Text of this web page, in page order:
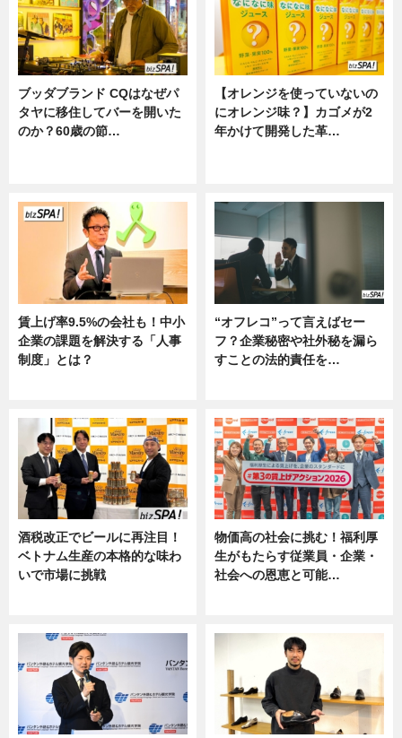
ブッダブランド CQはなぜパ
タヤに移住してバーを開いた
のか？60歳の節…
【オレンジを使っていないの
にオレンジ味？】カゴメが2
年かけて開発した革…
賃上げ率9.5%の会社も！中小
企業の課題を解決する「人事
制度」とは？
“オフレコ”って言えばセー
フ？企業秘密や社外秘を漏ら
すことの法的責任を…
酒税改正でビールに再注目！
ベトナム生産の本格的な味わ
いで市場に挑戦
物価高の社会に挑む！福利厚
生がもたらす従業員・企業・
社会への恩恵と可能…